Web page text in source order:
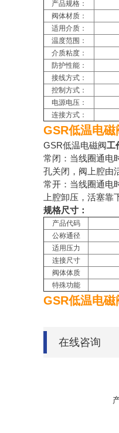
产品规格：
阀体材质：
适用介质：
温度范围：
介质粘度：
防护性能：
接线方式：
控制方式：
电源电压：
连接方式：
GSR低温电
GSR低温电磁阀工
常闭：当线圈通电
孔关闭，阀上腔由
常开：当线圈通电
上腔卸压，活塞
规格尺寸：
产品代码
公称通径
适用压力
连接尺寸
阀体体质
特殊功能
GSR低温电
在线咨询